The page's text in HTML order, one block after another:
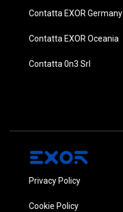
Contatta EXOR Germany
Contatta EXOR Oceania
Contatta 0n3 Srl
Privacy Policy
Cookie Policy